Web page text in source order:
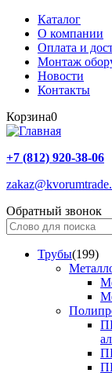
Каталог
О компании
Оплата и
Монтаж
Новости
Контакты
Корзина0
+7 (812) 920-38-06
Обратный звонок
Трубы(199)